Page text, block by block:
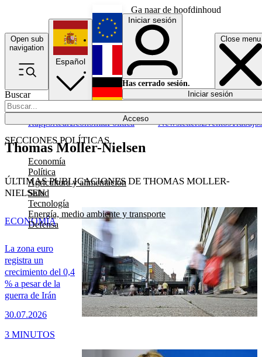
Ga naar de hoofdinhoud
Open sub
navigation
Close menu
Buscar
Acceso
SECCIONES POLÍTICAS
Economía
Política
Agricultura y alimentación
Salud
Tecnología
Energía, medio ambiente y transporte
Defensa
RapporteurEconomíaPolítica NewslettersEventosTrabajos
Español
English
Français
Iniciar sesión
Has cerrado sesión.
Iniciar sesión
Thomas Moller-Nielsen
ÚLTIMAS PUBLICACIONES DE THOMAS MOLLER-
NIELSEN
La zona euro
registra un
crecimiento del 0,4
% a pesar de la
guerra de Irán
30.07.2026
ECONOMÍA
3 MINUTOS